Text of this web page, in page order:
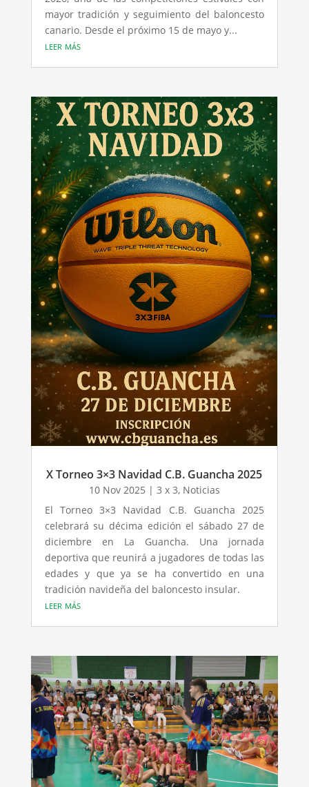
mayor tradición y seguimiento del baloncesto
canario. Desde el próximo 15 de mayo y...
leer más
X Torneo 3×3 Navidad C.B. Guancha 2025
10 Nov 2025 | 3 x 3, Noticias
El Torneo 3×3 Navidad C.B. Guancha 2025
celebrará su décima edición el sábado 27 de
diciembre en La Guancha. Una jornada
deportiva que reunirá a jugadores de todas las
edades y que ya se ha convertido en una
tradición navideña del baloncesto insular.
leer más